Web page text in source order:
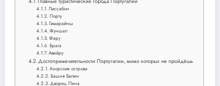
Лиссабон
Порту
Гимарайнш
Фуншал
Фару
Брага
Авейру
Достопримечательности Португалии, мимо которых не пройдёшь
Азорские острова
Башня Белен
Дворец Пена